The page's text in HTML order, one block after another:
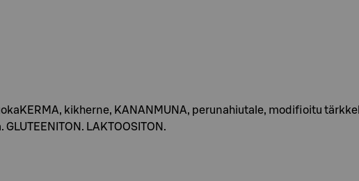
kikherne, KANANMUNA, perunahiutale, modifioitu
LAKTOOSITON.